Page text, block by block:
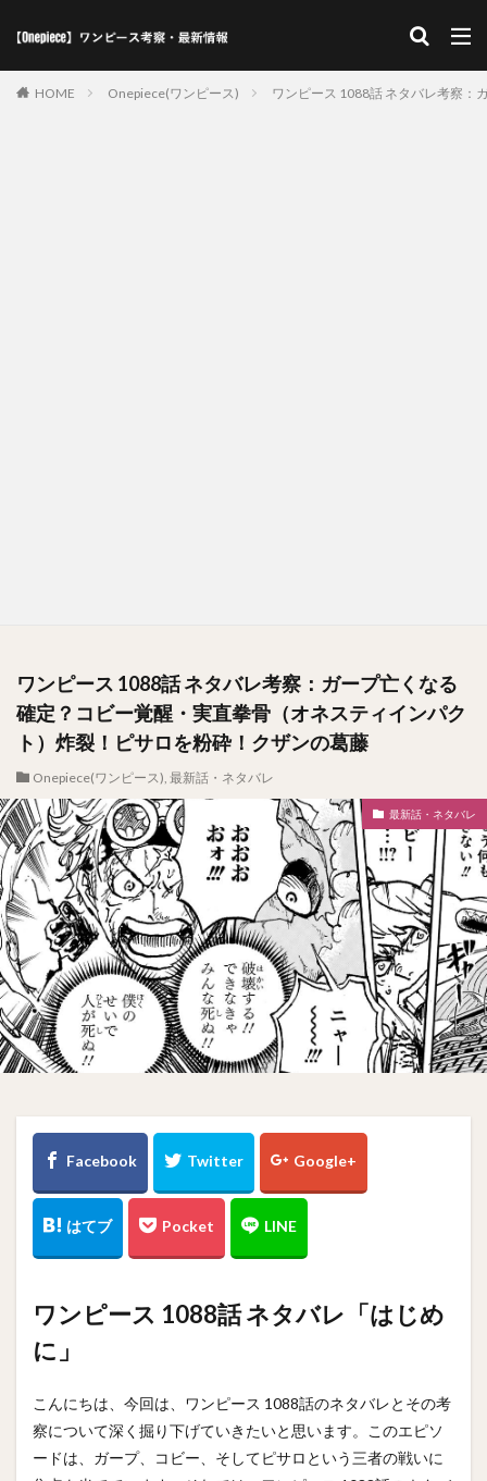
HOME Onepiece(ワンピース) ワンピース 1088話 ネタバレ考察：
ワンピース 1088話 ネタバレ考察：ガープ亡くなる
確定？コビー覚醒・実直拳骨（オネスティインパク
ト）炸裂！ピサロを粉砕！クザンの葛藤
Onepiece(ワンピース), 最新話・ネタバレ
最新話・ネタバレ
ワンピース 1088話 ネタバレ「はじめ
に」
こんにちは、今回は、ワンピース 1088話のネタバレとその考
察について深く掘り下げていきたいと思います。このエピソ
ードは、ガープ、コビー、そしてピサロという三者の戦いに